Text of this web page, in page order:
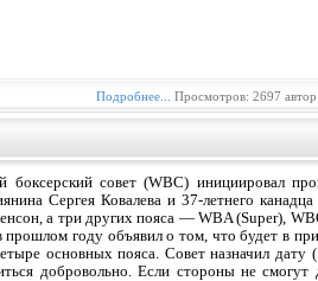
Подробнее... Просмотров: 2697 автор:
боксерский совет (WBC) инициировал
Сергея Ковалева и 37-летнего
а три других пояса — WBA (Super),
году объявил о том, что будет в
основных пояса. Совет назначил дату
добровольно. Если стороны не смогут